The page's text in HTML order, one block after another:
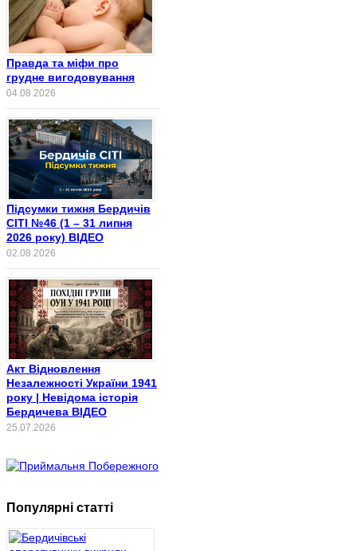
Правда та міфи про
грудне вигодовування
04.08.2026
Підсумки тижня Бердичів
СІТІ №46 (1 – 31 липня
2026 року) ВІДЕО
02.08.2026
Акт Відновлення
Незалежності України 1941
року | Невідома історія
Бердичева ВІДЕО
25.07.2026
Популярні статті